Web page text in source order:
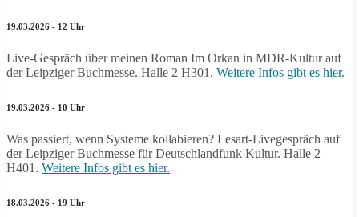
19.03.2026 - 12 Uhr
Live-Gespräch über meinen Roman Im Orkan in MDR-Kultur auf
der Leipziger Buchmesse. Halle 2 H301. Weitere Infos gibt es hier.
19.03.2026 - 10 Uhr
Was passiert, wenn Systeme kollabieren? Lesart-Livegespräch auf
der Leipziger Buchmesse für Deutschlandfunk Kultur. Halle 2
H401. Weitere Infos gibt es hier.
18.03.2026 - 19 Uhr